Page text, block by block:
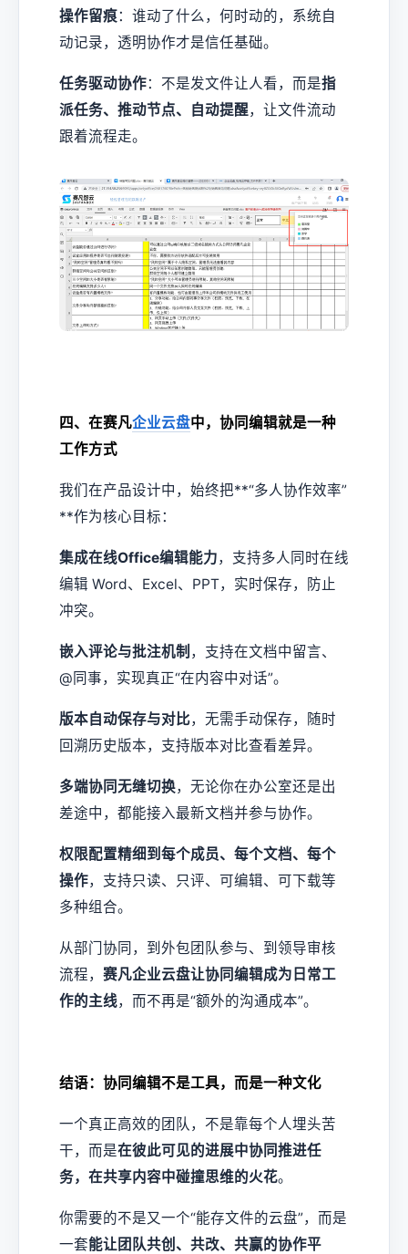
操作留痕：谁动了什么，何时动的，系统自
动记录，透明协作才是信任基础。
任务驱动协作：不是发文件让人看，而是指
派任务、推动节点、自动提醒，让文件流动
跟着流程走。
四、在赛凡企业云盘中，协同编辑就是一种
工作方式
我们在产品设计中，始终把**“多人协作效率”
**作为核心目标：
集成在线Office编辑能力，支持多人同时在线
编辑 Word、Excel、PPT，实时保存，防止
冲突。
嵌入评论与批注机制 ，支持在文档中留言、
@同事，实现真正“在内容中对话”。
版本自动保存与对比，无需手动保存，随时
回溯历史版本，支持版本对比查看差异。
多端协同无缝切换，无论你在办公室还是出
差途中，都能接入最新文档并参与协作。
权限配置精细到每个成员、每个文档、每个
操作，支持只读、只评、可编辑、可下载等
多种组合。
从部门协同，到外包团队参与、到领导审核
流程， 赛凡企业云盘让协同编辑成为日常工
作的主线，而不再是“额外的沟通成本”。
结语：协同编辑不是工具，而是一种文化
一个真正高效的团队，不是靠每个人埋头苦
干，而是在彼此可见的进展中协同推进任
务，在共享内容中碰撞思维的火花。
你需要的不是又一个“能存文件的云盘”，而是
一套能让团队共创、共改、共赢的协作平